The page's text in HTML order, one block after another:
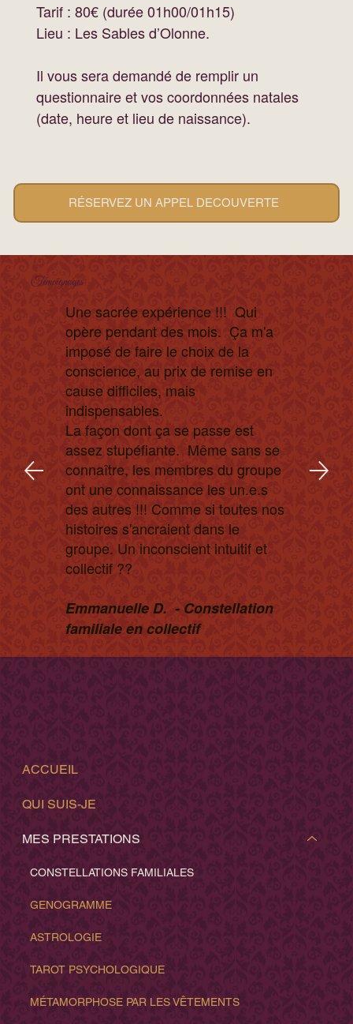
RÉSERVEZ UN APPEL DECOUVERTE
Tarif : 80€ (durée 01h00/01h15)
Lieu : Les Sables d’Olonne.
Il vous sera demandé de remplir un
questionnaire et vos coordonnées natales
(date, heure et lieu de naissance).
Une sacrée expérience !!! Qui
opère pendant des mois. Ça m'a
imposé de faire le choix de la
conscience, au prix de remise en
cause difficiles, mais
indispensables.
La façon dont ça se passe est
assez stupéfiante. Même sans se
connaître, les membres du groupe
ont une connaissance les un.e.s
des autres !!! Comme si toutes nos
histoires s'ancraient dans le
groupe. Un inconscient intuitif et
collectif ??
Emmanuelle D. - Constellation
familiale en collectif
Témoignages
ACCUEIL
QUI SUIS-JE
MES PRESTATIONS
CONSTELLATIONS FAMILIALES
GENOGRAMME
ASTROLOGIE
TAROT PSYCHOLOGIQUE
MÉTAMORPHOSE PAR LES VÊTEMENTS